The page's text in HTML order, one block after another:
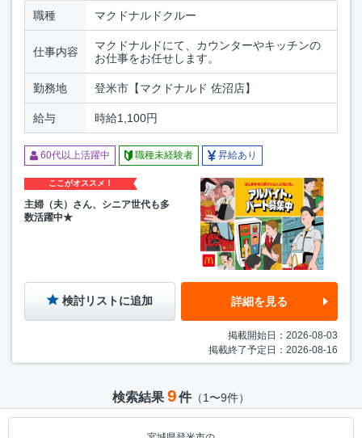
職種 マクドナルドクルー
仕事内容
マクドナルドにて、カウンターやキッチンの
お仕事をお任せします。
勤務地 登米市【マクドナルド 佐沼店】
給与 時給1,100円
60代以上活躍中 職種未経験者 昇給あり
ここがオススメ！
主婦（夫）さん、シニア世代も多
数活躍中★
検討リストに追加 詳細を見る
掲載開始日：2026-08-03
掲載終了予定日：2026-08-16
検索結果 9件（1〜9件）